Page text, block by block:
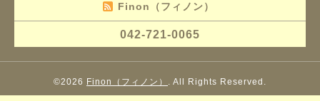
Finon（フィノン）
042-721-0065
©2026 Finon（フィノン） . All Rights Reserved.